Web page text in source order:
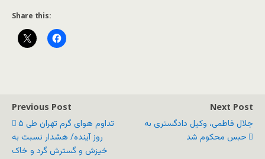
Share this:
Previous Post
تداوم هوای گرم تهران طی ۵
روز آینده/ هشدار نسبت به
خیزش و گسترش گرد و خاک
Next Post
جلال فاطمی، وکیل دادگستری به
حبس محکوم شد